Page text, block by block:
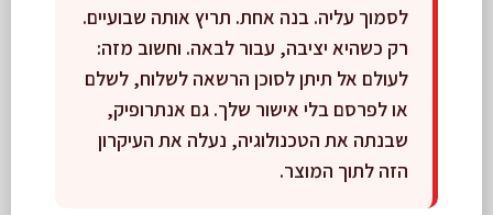
לסמוך עליה. בנה אחת. תריץ אותה שבועיים.
רק כשהיא יציבה, עבור לבאה. וחשוב מזה:
לעולם אל תיתן לסוכן הרשאה לשלוח, לשלם
או לפרסם בלי אישור שלך. גם אנתרופיק,
שבנתה את הטכנולוגיה, נעלה את העיקרון
הזה לתוך המוצר.